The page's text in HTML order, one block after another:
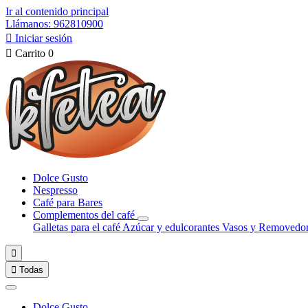
Ir al contenido principal
Llámanos: 962810900
 Iniciar sesión
 Carrito 0
Dolce Gusto
Nespresso
Café para Bares
Complementos del café
Galletas para el café Azúcar y edulcorantes Vasos y

 Todas